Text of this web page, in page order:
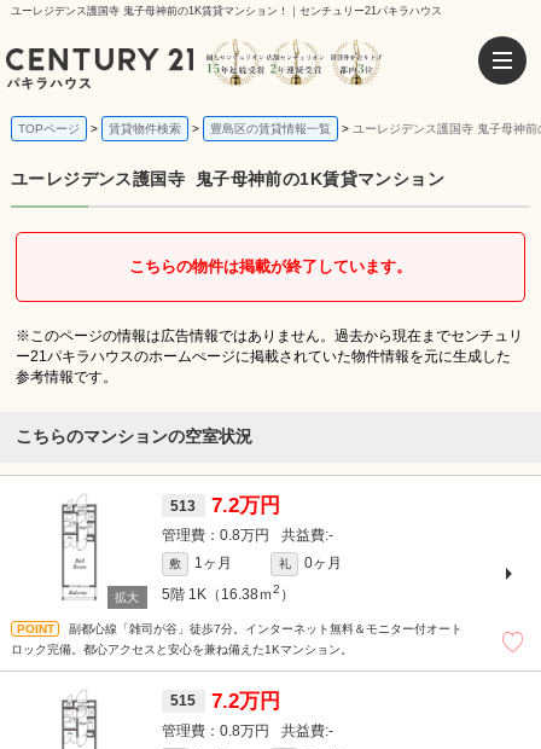
ユーレジデンス護国寺 鬼子母神前の1K賃貸マンション！｜センチュリー21パキラハウス
TOPページ 賃貸物件検索 豊島区の賃貸情報一覧 ユーレジデンス護国寺 鬼子母神
ユーレジデンス護国寺 鬼子母神前の1K賃貸マンション
こちらの物件は掲載が終了しています。
※このページの情報は広告情報ではありません。過去から現在までセンチュリ
ー21パキラハウスのホームぺージに掲載されていた物件情報を元に生成した
参考情報です。
こちらのマンションの空室状況
513 7.2万円
0.8万円 -
敷 1ヶ月 礼
0ヶ月
5階 1K（16.38ｍ2 ）
副都心線「雑司が谷」徒歩7分。インターネット無料＆モニター付オート
ロック完備。都心アクセスと安心を兼ね備えた1Kマンション。
515 7.2万円
0.8万円 -